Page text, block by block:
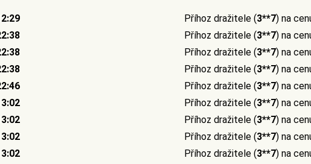
Příhoz dražitele (3**7) na
Příhoz dražitele (3**7) na
Příhoz dražitele (3**7) na
Příhoz dražitele (3**7) na
Příhoz dražitele (3**7) na
Příhoz dražitele (3**7) na
Příhoz dražitele (3**7) na
Příhoz dražitele (3**7) na
Příhoz dražitele (3**7) na